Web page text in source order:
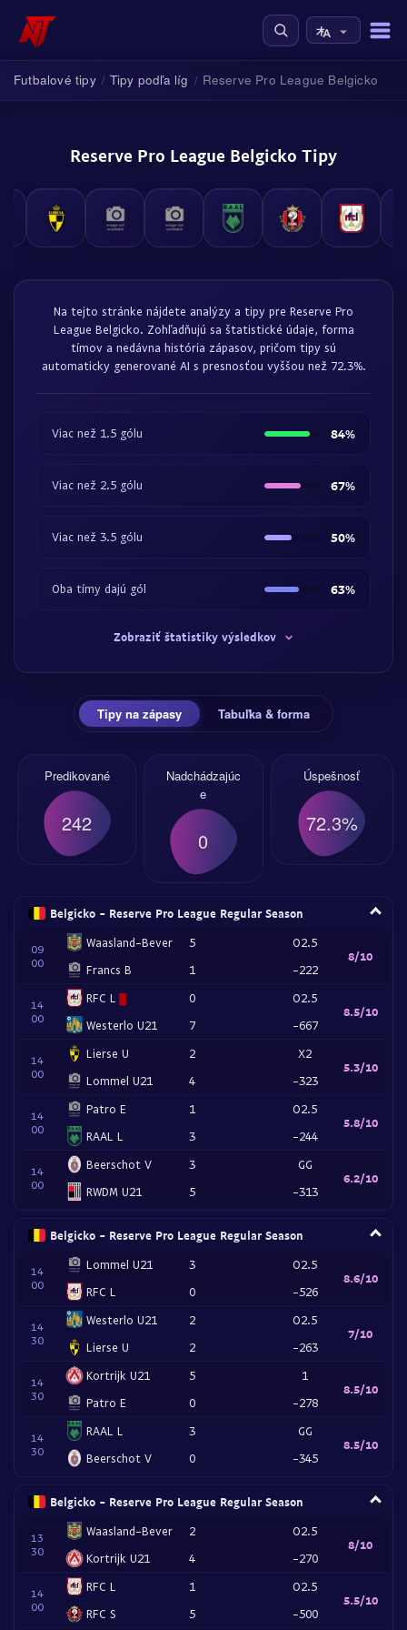
Futbalové tipy / Tipy podľa líg / Reserve Pro League Belgicko
Reserve Pro League Belgicko Tipy
Na tejto stránke nájdete analýzy a tipy pre Reserve Pro
League Belgicko. Zohľadňujú sa štatistické údaje, forma
tímov a nedávna história zápasov, pričom tipy sú
automaticky generované AI s presnosťou vyššou než 72.3%.
Viac než 1.5 gólu 84%
Viac než 2.5 gólu 67%
Viac než 3.5 gólu 50%
Oba tímy dajú gól 63%
Zobraziť štatistiky výsledkov
Tipy na zápasy Tabuľka & forma
Predikované
242
Nadchádzajúc
e
0
Úspešnosť
72.3%
Belgicko - Reserve Pro League Regular Season
09
00
Waasland-Bever
Francs B
5
1
O2.5
-222
8/10
14
00
RFC L
Westerlo U21
0
7
O2.5
-667
8.5/10
14
00
Lierse U
Lommel U21
2
4
X2
-323
5.3/10
14
00
Patro E
RAAL L
1
3
O2.5
-244
5.8/10
14
00
Beerschot V
RWDM U21
3
5
GG
-313
6.2/10
Belgicko - Reserve Pro League Regular Season
14
00
Lommel U21
RFC L
3
0
O2.5
-526
8.6/10
14
30
Westerlo U21
Lierse U
2
2
O2.5
-263
7/10
14
30
Kortrijk U21
Patro E
5
0
1
-278
8.5/10
14
30
RAAL L
Beerschot V
3
0
GG
-345
8.5/10
Belgicko - Reserve Pro League Regular Season
13
30
Waasland-Bever
Kortrijk U21
2
4
O2.5
-270
8/10
14
00
RFC L
RFC S
1
5
O2.5
-500
5.5/10